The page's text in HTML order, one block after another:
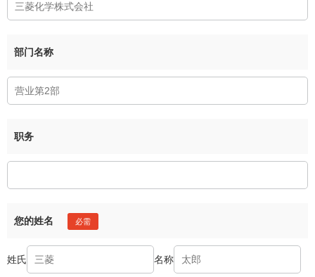
部门名称
职务
您的姓名
姓氏 名称